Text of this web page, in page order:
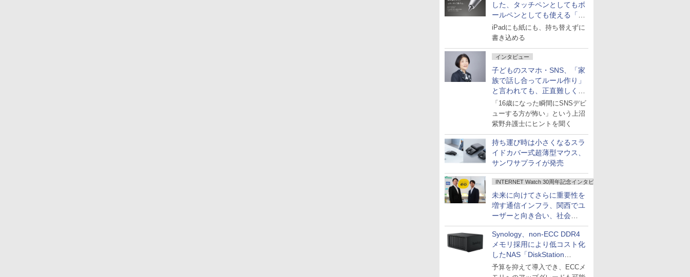
した、タッチペンとしてもボ
ールペンとしても使える「ス
タイラスツーウェイ」発売
iPadにも紙にも、持ち替えずに
書き込める
インタビュー
子どものスマホ・SNS、「家
族で話し合ってルール作り」
と言われても、正直難しくな
いですか？
「16歳になった瞬間にSNSデビ
ューする方が怖い」という上沼
紫野弁護士にヒントを聞く
持ち運び時は小さくなるスラ
イドカバー式超薄型マウス、
サンワサプライが発売
INTERNET Watch 30周年記念インタビュー
未来に向けてさらに重要性を
増す通信インフラ、関西でユ
ーザーと向き合い、社会
の“あたらしい”を起動し続け
る～オプテージ
Synology、non-ECC DDR4
メモリ採用により低コスト化
したNAS「DiskStation
neo+」シリーズ
予算を抑えて導入でき、ECCメ